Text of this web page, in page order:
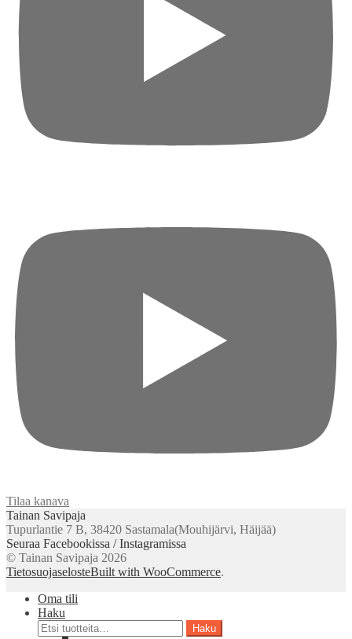
Tilaa kanava
Tainan Savipaja
Tupurlantie 7 B, 38420 Sastamala(Mouhijärvi, Häijää)
Seuraa Facebookissa / Instagramissa
© Tainan Savipaja 2026
TietosuojaselosteBuilt with WooCommerce.
Oma tili
Haku
Etsi:
Haku